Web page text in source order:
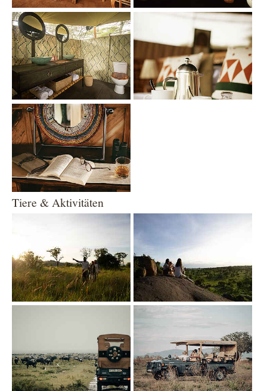
Show larger version Show larger version
Show larger version
Tiere & Aktivitäten
Show larger version
Show larger version